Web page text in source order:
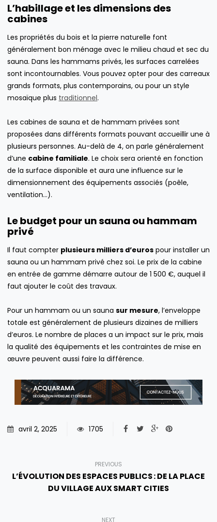
L’habillage et les dimensions des
cabines
Les propriétés du bois et la pierre naturelle font
généralement bon ménage avec le milieu chaud et sec du
sauna. Dans les hammams privés, les surfaces carrelées
sont incontournables. Vous pouvez opter pour des carreaux
grands formats, plus contemporains, ou pour un style
mosaïque plus traditionnel.
Les cabines de sauna et de hammam privées sont
proposées dans différents formats pouvant accueillir une à
plusieurs personnes. Au-delà de 4, on parle généralement
d’une cabine familiale. Le choix sera orienté en fonction
de la surface disponible et aura une influence sur le
dimensionnement des équipements associés (poêle,
ventilation…).
Le budget pour un sauna ou hammam
privé
Il faut compter plusieurs milliers d’euros pour installer un
sauna ou un hammam privé chez soi. Le prix de la cabine
en entrée de gamme démarre autour de 1 500 €, auquel il
faut ajouter le coût des travaux.
Pour un hammam ou un sauna sur mesure, l’enveloppe
totale est généralement de plusieurs dizaines de milliers
d’euros. Le nombre de places a un impact sur le prix, mais
la qualité des équipements et les contraintes de mise en
œuvre peuvent aussi faire la différence.
avril 2, 2025 1705
PREVIOUS
L’ÉVOLUTION DES ESPACES PUBLICS : DE LA PLACE
DU VILLAGE AUX SMART CITIES
NEXT